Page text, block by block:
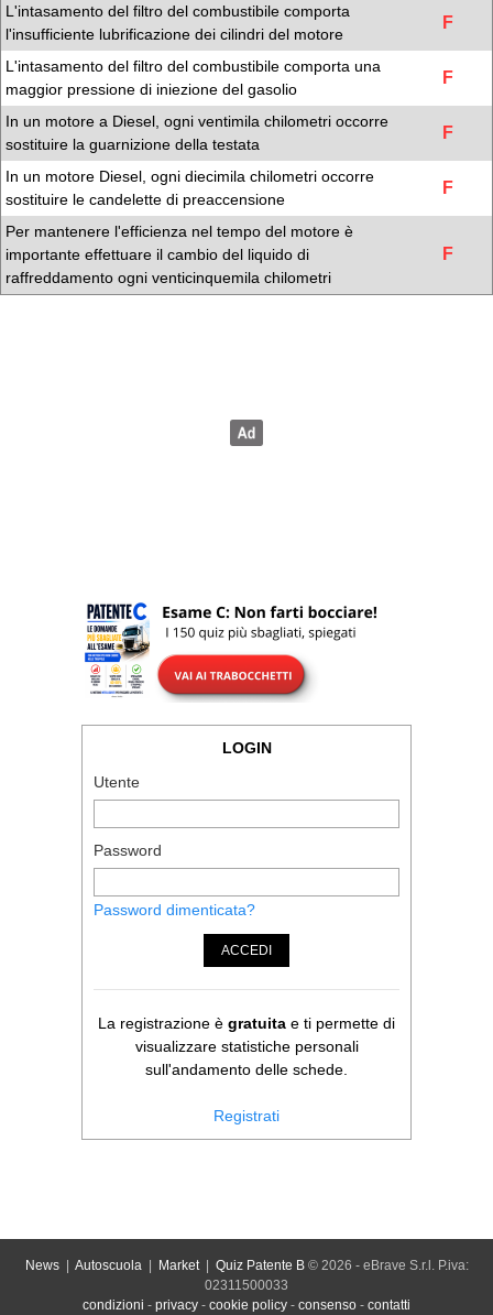
L'intasamento del filtro del combustibile comporta
l'insufficiente lubrificazione dei cilindri del motore
F
L'intasamento del filtro del combustibile comporta una
maggior pressione di iniezione del gasolio
F
In un motore a Diesel, ogni ventimila chilometri occorre
sostituire la guarnizione della testata
F
In un motore Diesel, ogni diecimila chilometri occorre
sostituire le candelette di preaccensione
F
Per mantenere l'efficienza nel tempo del motore è
importante effettuare il cambio del liquido di
raffreddamento ogni venticinquemila chilometri
F
LOGIN
Utente
Password
Password dimenticata?
ACCEDI
La registrazione è gratuita e ti permette di
visualizzare statistiche personali
sull'andamento delle schede.
Registrati
News| Autoscuola| Market| Quiz Patente B© 2026 - eBrave S.r.l. P.iva:
02311500033
condizioni - privacy - cookie policy - consenso - contatti